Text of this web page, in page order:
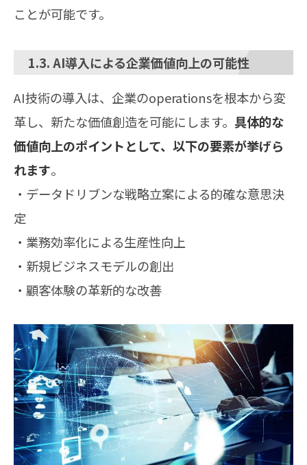
ことが可能です。
1.3. AI導入による企業価値向上の可能性
AI技術の導入は、企業のoperationsを根本から変
革し、新たな価値創造を可能にします。 具体的な
価値向上のポイントとして、以下の要素が挙げら
れます。
・データドリブンな戦略立案による的確な意思決
定
・業務効率化による生産性向上
・新規ビジネスモデルの創出
・顧客体験の革新的な改善